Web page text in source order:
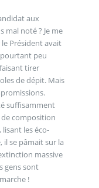
aux
mal noté ? Je me
Président avait
pourtant peu
tirer
de dépit. Mais
suffisamment
de composition
les éco-
se pâmait sur la
massive
gens sont
!